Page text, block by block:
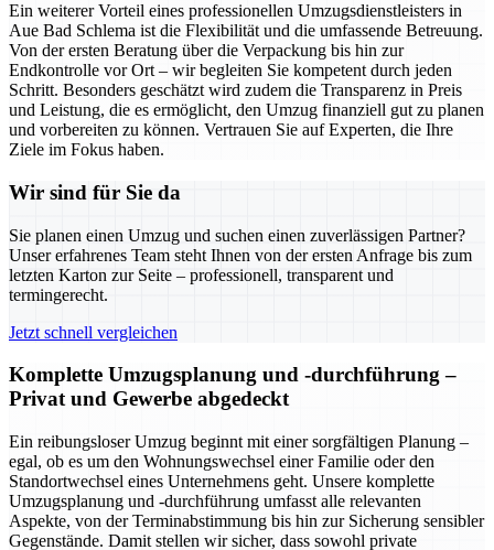
Ein weiterer Vorteil eines professionellen Umzugsdienstleisters in
Aue Bad Schlema ist die Flexibilität und die umfassende Betreuung.
Von der ersten Beratung über die Verpackung bis hin zur
Endkontrolle vor Ort – wir begleiten Sie kompetent durch jeden
Schritt. Besonders geschätzt wird zudem die Transparenz in Preis
und Leistung, die es ermöglicht, den Umzug finanziell gut zu planen
und vorbereiten zu können. Vertrauen Sie auf Experten, die Ihre
Ziele im Fokus haben.
Wir sind für Sie da
Sie planen einen Umzug und suchen einen zuverlässigen Partner?
Unser erfahrenes Team steht Ihnen von der ersten Anfrage bis zum
letzten Karton zur Seite – professionell, transparent und
termingerecht.
Jetzt schnell vergleichen
Komplette Umzugsplanung und -durchführung –
Privat und Gewerbe abgedeckt
Ein reibungsloser Umzug beginnt mit einer sorgfältigen Planung –
egal, ob es um den Wohnungswechsel einer Familie oder den
Standortwechsel eines Unternehmens geht. Unsere komplette
Umzugsplanung und -durchführung umfasst alle relevanten
Aspekte, von der Terminabstimmung bis hin zur Sicherung sensibler
Gegenstände. Damit stellen wir sicher, dass sowohl private